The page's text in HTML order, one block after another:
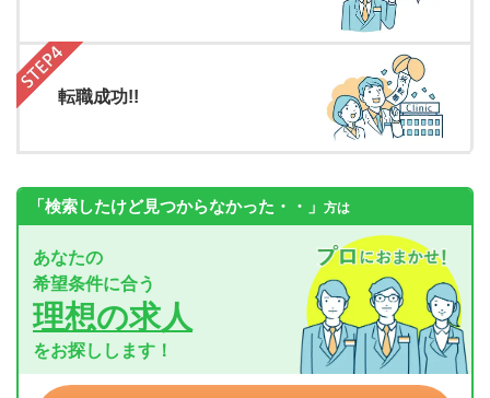
転職成功!!
「検索したけど見つからなかった・・」 方は
あなたの
希望条件に合う
理想の求人
をお探しします！